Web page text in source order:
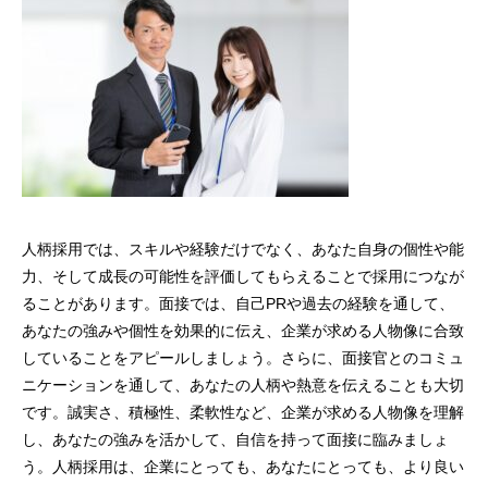
人柄採用では、スキルや経験だけでなく、あなた自身の個性や能
力、そして成長の可能性を評価してもらえることで採用につなが
ることがあります。面接では、自己PRや過去の経験を通して、
あなたの強みや個性を効果的に伝え、企業が求める人物像に合致
していることをアピールしましょう。さらに、面接官とのコミュ
ニケーションを通して、あなたの人柄や熱意を伝えることも大切
です。誠実さ、積極性、柔軟性など、企業が求める人物像を理解
し、あなたの強みを活かして、自信を持って面接に臨みましょ
う。人柄採用は、企業にとっても、あなたにとっても、より良い